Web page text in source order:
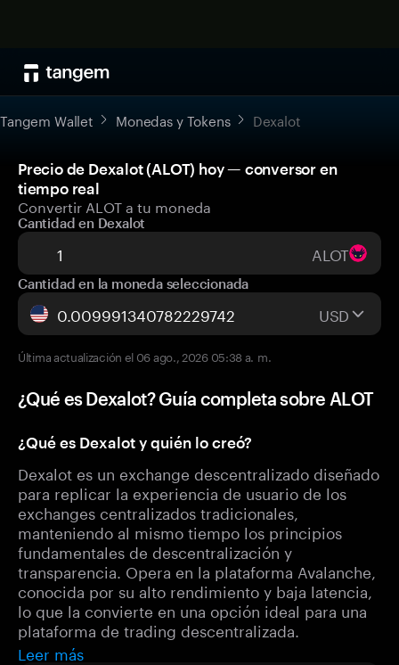
Tangem Wallet Monedas y Tokens Dexalot
Precio de Dexalot (ALOT) hoy — conversor en
tiempo real
Convertir ALOT a tu moneda
Cantidad en Dexalot
ALOT
Cantidad en la moneda seleccionada
USD
Última actualización el 06 ago., 2026 05:38 a. m.
¿Qué es Dexalot? Guía completa sobre ALOT
¿Qué es Dexalot y quién lo creó?
Dexalot es un exchange descentralizado diseñado
para replicar la experiencia de usuario de los
exchanges centralizados tradicionales,
manteniendo al mismo tiempo los principios
fundamentales de descentralización y
transparencia. Opera en la plataforma Avalanche,
conocida por su alto rendimiento y baja latencia,
lo que la convierte en una opción ideal para una
plataforma de trading descentralizada.
Leer más